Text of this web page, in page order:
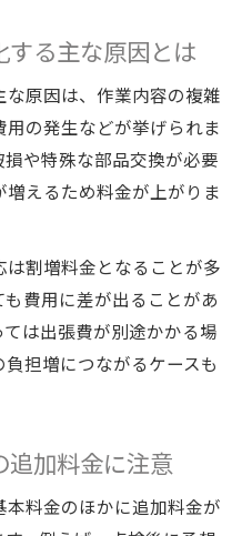
る主な原因とは
原因は、作業内容の複雑
の発生などが挙げられま
や特殊な部品交換が必要
えるため料金が上がりま
割増料金となることが多
費用に差が出ることがあ
は出張費が別途かかる場
担増につながるケースも
加料金に注意
料金のほかに追加料金が